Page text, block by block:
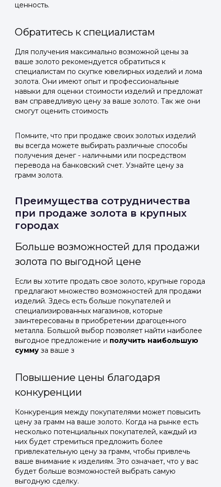
ценность.
Обратитесь к специалистам
Для получения максимально возможной цены за
ваше золото рекомендуется обратиться к
специалистам по скупке ювелирных изделий и лома
золота. Они имеют опыт и профессиональные
навыки для оценки стоимости изделий и предложат
вам справедливую цену за ваше золото. Так же они
смогут оценить стоимость
Помните, что при продаже своих золотых изделий
вы всегда можете выбирать различные способы
получения денег - наличными или посредством
перевода на банковский счет. Узнайте цену за
грамм золота.
Преимущества сотрудничества
при продаже золота в крупных
городах
Больше возможностей для продажи
золота по выгодной цене
Если вы хотите продать свое золото, крупные города
предлагают множество возможностей для продажи
изделий. Здесь есть больше покупателей и
специализированных магазинов, которые
заинтересованы в приобретении драгоценного
металла. Большой выбор позволяет найти наиболее
выгодное предложение и получить наибольшую
сумму за ваше з
Повышение цены благодаря
конкуренции
Конкуренция между покупателями может повысить
цену за грамм на ваше золото. Когда на рынке есть
несколько потенциальных покупателей, каждый из
них будет стремиться предложить более
привлекательную цену за грамм, чтобы привлечь
ваше внимание к изделиям. Это означает, что у вас
будет больше возможностей выбрать самую
выгодную сделку.